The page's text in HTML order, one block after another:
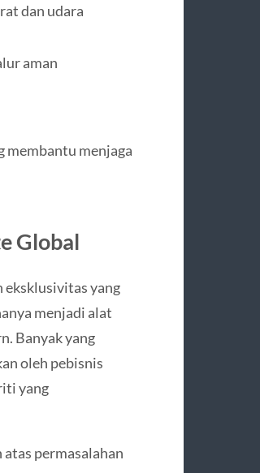
dan udara
aman
membantu menjaga
Global
eksklusivitas yang
menjadi alat
Banyak yang
oleh pebisnis
yang
permasalahan